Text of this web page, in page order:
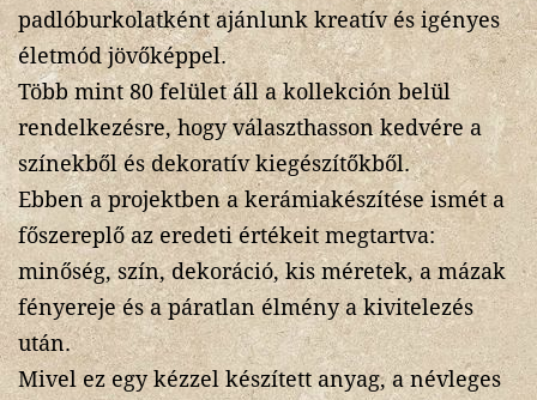
padlóburkolatként ajánlunk kreatív és igényes
életmód jövőképpel.
Több mint 80 felület áll a kollekción belül
rendelkezésre, hogy választhasson kedvére a
színekből és dekoratív kiegészítőkből.
Ebben a projektben a kerámiakészítése ismét a
főszereplő az eredeti értékeit megtartva:
minőség, szín, dekoráció, kis méretek, a mázak
fényereje és a páratlan élmény a kivitelezés
után.
Mivel ez egy kézzel készített anyag, a névleges